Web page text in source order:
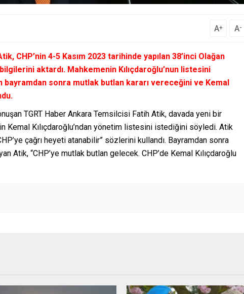
A+ A-
CHP’nin 4-5 Kasım 2023 tarihinde yapılan 38’inci Olağan
aktardı. Mahkemenin Kılıçdaroğlu’nun listesini
sonra mutlak butlan kararı vereceğini ve Kemal
TGRT Haber Ankara Temsilcisi Fatih Atik, davada yeni bir
Kemal Kılıçdaroğlu’ndan yönetim listesini istediğini söyledi. Atik
çağrı heyeti atanabilir” sözlerini kullandı. Bayramdan sonra
Atik, “CHP’ye mutlak butlan gelecek. CHP’de Kemal Kılıçdaroğlu